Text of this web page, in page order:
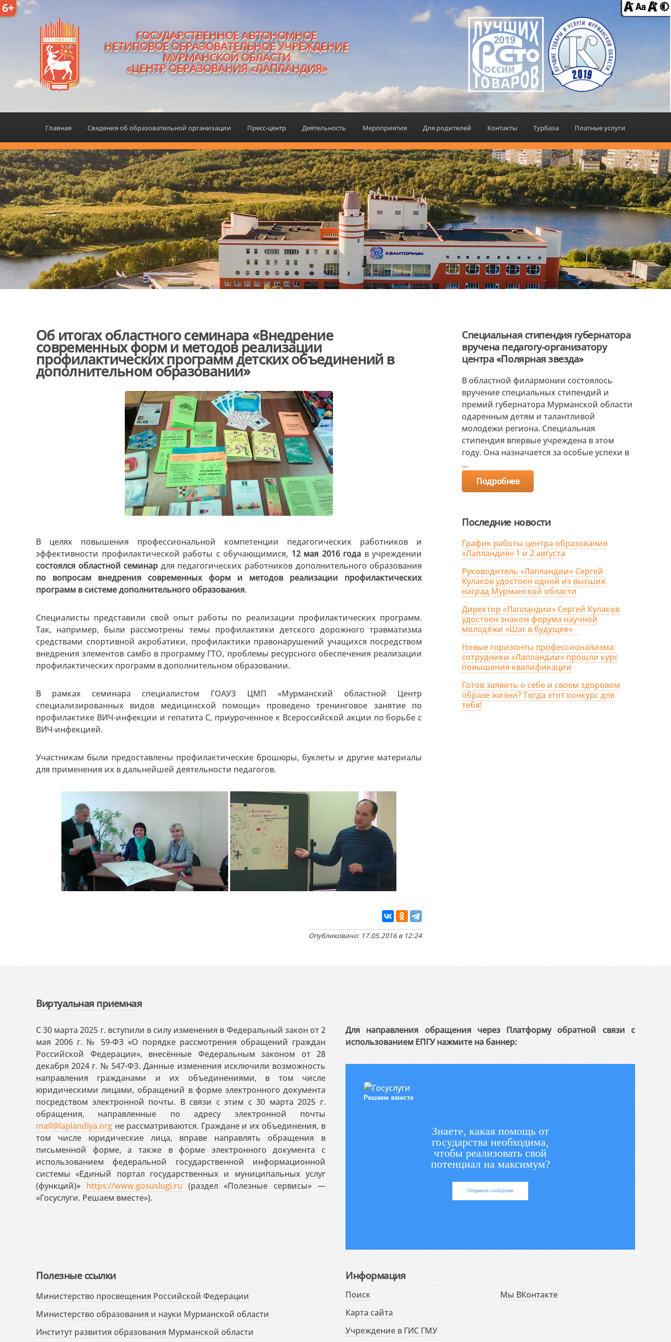
6+
ГОСУДАРСТВЕННОЕ АВТОНОМНОЕ
НЕТИПОВОЕ ОБРАЗОВАТЕЛЬНОЕ УЧРЕЖДЕНИЕ
МУРМАНСКОЙ ОБЛАСТИ
«ЦЕНТР ОБРАЗОВАНИЯ «ЛАПЛАНДИЯ»
Главная Сведения об образовательной организации Пресс-центр Деятельность Мероприятия Для родителей Контакты Турбаза Платные услуги
Об итогах областного семинара «Внедрение
современных форм и методов реализации
профилактических программ детских объединений в
дополнительном образовании»
В целях повышения профессиональной компетенции педагогических работников и
эффективности профилактической работы с обучающимися, 12 мая 2016 года в учреждении
состоялся областной семинар для педагогических работников дополнительного образования
по вопросам внедрения современных форм и методов реализации профилактических
программ в системе дополнительного образования.
Специалисты представили свой опыт работы по реализации профилактических программ.
Так, например, были рассмотрены темы профилактики детского дорожного травматизма
средствами спортивной акробатики, профилактики правонарушений учащихся посредством
внедрения элементов самбо в программу ГТО, проблемы ресурсного обеспечения реализации
профилактических программ в дополнительном образовании.
В рамках семинара специалистом ГОАУЗ ЦМП «Мурманский областной Центр
специализированных видов медицинской помощи» проведено тренинговое занятие по
профилактике ВИЧ-инфекции и гепатита С, приуроченное к Всероссийской акции по борьбе с
ВИЧ-инфекцией.
Участникам были предоставлены профилактические брошюры, буклеты и другие материалы
для применения их в дальнейшей деятельности педагогов.
Опубликовано: 17.05.2016 в 12:24
Специальная стипендия губернатора
вручена педагогу-организатору
центра «Полярная звезда»
В областной филармонии состоялось
вручение специальных стипендий и
премий губернатора Мурманской области
одаренным детям и талантливой
молодежи региона. Специальная
стипендия впервые учреждена в этом
году. Она назначается за особые успехи в
...
Подробнее
Последние новости
График работы центра образования
«Лапландия» 1 и 2 августа
Руководитель «Лапландии» Сергей
Кулаков удостоен одной из высших
наград Мурманской области
Директор «Лапландии» Сергей Кулаков
удостоен знаком форума научной
молодёжи «Шаг в будущее»
Новые горизонты профессионализма:
сотрудники «Лапландии» прошли курс
повышения квалификации
Готов заявить о себе и своем здоровом
образе жизни? Тогда этот конкурс для
тебя!
Виртуальная приемная
С 30 марта 2025 г. вступили в силу изменения в Федеральный закон от 2
мая 2006 г. № 59-ФЗ «О порядке рассмотрения обращений граждан
Российской Федерации», внесённые Федеральным законом от 28
декабря 2024 г. № 547-ФЗ. Данные изменения исключили возможность
направления гражданами и их объединениями, в том числе
юридическими лицами, обращений в форме электронного документа
посредством электронной почты. В связи с этим с 30 марта 2025 г.
обращения, направленные по адресу электронной почты
mail@laplandiya.org не рассматриваются. Граждане и их объединения, в
том числе юридические лица, вправе направлять обращения в
письменной форме, а также в форме электронного документа с
использованием федеральной государственной информационной
системы «Единый портал государственных и муниципальных услуг
(функций)» https://www.gosuslugi.ru (раздел «Полезные сервисы» —
«Госуслуги. Решаем вместе»).
Для направления обращения через Платформу обратной связи с
использованием ЕПГУ нажмите на баннер:
Решаем вместе
Знаете, какая помощь от
государства необходима,
чтобы реализовать свой
потенциал на максимум?
Отправить сообщение
Полезные ссылки
Министерство просвещения Российской Федерации
Министерство образования и науки Мурманской области
Институт развития образования Мурманской области
Информация
Поиск
Карта сайта
Учреждение в ГИС ГМУ
Мы ВКонтакте